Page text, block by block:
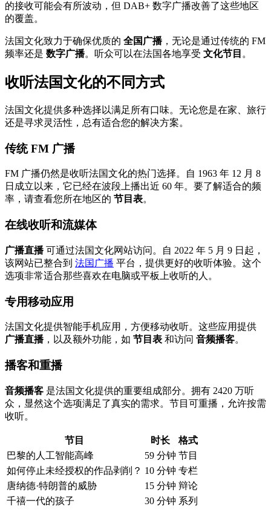
的接收可能会有所波动，但 DAB+ 数字广播改善了这些地区
的覆盖。
法国文化致力于确保优质的 全国广播，无论是通过传统的 FM
频率还是 数字广播。听众可以在法国各地享受 文化节目 。
收听法国文化的不同方式
法国文化提供多种选择以满足所有口味。无论您是在家、旅行
还是寻求灵活性，总有适合您的解决方案。
传统 FM 广播
FM 广播仍然是收听法国文化的热门选择。自 1963 年 12 月 8
日成立以来，它已经在波段上播出近 60 年。要了解适合的频
率，请查看您所在地区的 节目表。
在线收听和流媒体
广播直播可通过法国文化网站访问。自 2022 年 5 月 9 日起，
该网站已整合到 法国广播 平台，提供更好的收听体验。这个
选项非常适合那些喜欢在电脑或平板上收听的人。
专用移动应用
法国文化提供智能手机应用，方便移动收听。这些应用提供
广播直播，以及额外功能，如 节目表 和访问 音频播客。
播客和重播
音频播客 是法国文化提供的重要组成部分。拥有 2420 万听
众，显然这个选项满足了真实的需求。节目可重播，允许按需
收听。
节目 时长
格式
巴黎的人工智能高峰
59 分钟 节目
如何停止未经授权的作品剥削？ 10 分钟 专栏
唐纳德·特朗普的威胁
15 分钟 辩论
千禧一代的孩子
30 分钟 系列